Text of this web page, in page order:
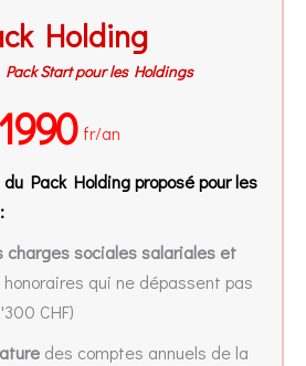
Holding
Start pour les Holdings
1990 fr/an
Pack Holding proposé pour les
charges sociales salariales et
honoraires qui ne dépassent pas
CHF)
des comptes annuels de la